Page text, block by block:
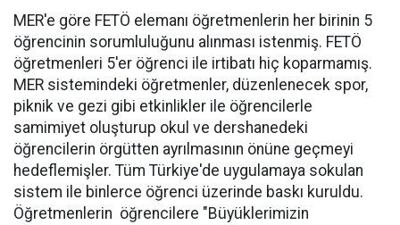
MER'e göre FETÖ elemanı öğretmenlerin her birinin 5
öğrencinin sorumluluğunu alınması istenmiş. FETÖ
öğretmenleri 5'er öğrenci ile irtibatı hiç koparmamış.
MER sistemindeki öğretmenler, düzenlenecek spor,
piknik ve gezi gibi etkinlikler ile öğrencilerle
samimiyet oluşturup okul ve dershanedeki
öğrencilerin örgütten ayrılmasının önüne geçmeyi
hedeflemişler. Tüm Türkiye'de uygulamaya sokulan
sistem ile binlerce öğrenci üzerinde baskı kuruldu.
Öğretmenlerin öğrencilere "Büyüklerimizin